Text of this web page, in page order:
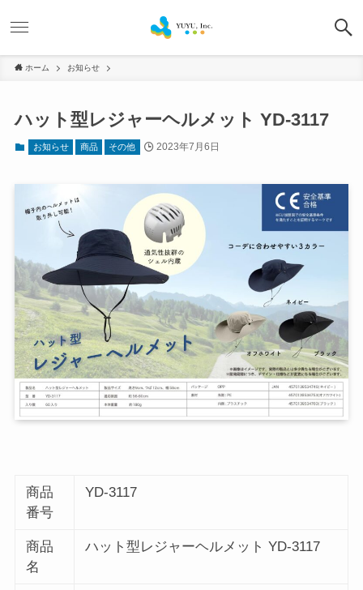
ホーム お知らせ
ハット型レジャーヘルメット YD-3117
お知らせ 商品 その他 2023年7月6日
商品
番号
YD-3117
商品
名
ハット型レジャーヘルメット YD-3117